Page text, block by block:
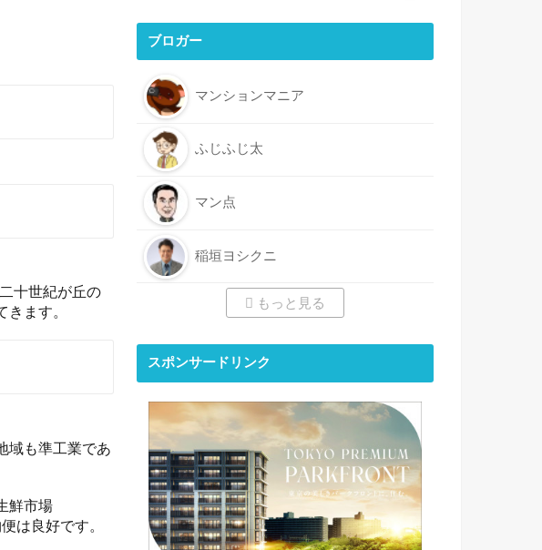
十世紀が丘の
ます。
域も準工業であ
鮮市場
は良好です。
ブロガー
マンションマニア
ふじふじ太
マン点
稲垣ヨシクニ
もっと見る
スポンサードリンク